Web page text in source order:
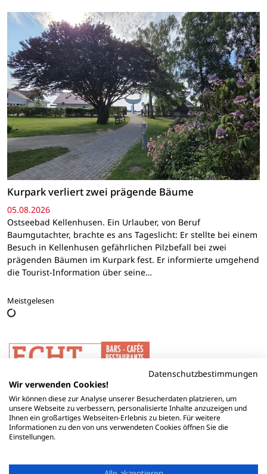
Kurpark verliert zwei prägende Bäume
05.08.2026
Ostseebad Kellenhusen. Ein Urlauber, von Beruf
Baumgutachter, brachte es ans Tageslicht: Er stellte bei einem
Besuch in Kellenhusen gefährlichen Pilzbefall bei zwei
prägenden Bäumen im Kurpark fest. Er informierte umgehend
die Tourist-Information über seine…
Meistgelesen
Datenschutzbestimmungen
Wir verwenden Cookies!
Wir können diese zur Analyse unserer Besucherdaten platzieren, um
unsere Webseite zu verbessern, personalisierte Inhalte anzuzeigen und
Ihnen ein großartiges Webseiten-Erlebnis zu bieten. Für weitere
Informationen zu den von uns verwendeten Cookies öffnen Sie die
Einstellungen.